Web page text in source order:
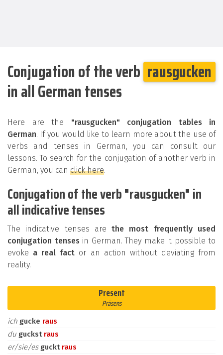
Conjugation of the verb rausgucken
in all German tenses
Here are the "rausgucken" conjugation tables in
German. If you would like to learn more about the use of
verbs and tenses in German, you can consult our
lessons. To search for the conjugation of another verb in
German, you can click here.
Conjugation of the verb "rausgucken" in
all indicative tenses
The indicative tenses arethe most frequently used
conjugation tenses in German. They make it possible to
evoke a real fact or an action without deviating from
reality.
Present
Präsens
ich gucke raus
du guckst raus
er/sie/es guckt raus